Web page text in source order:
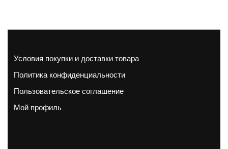
Условия покупки и доставки товара
Политика конфиденциальности
Пользовательское соглашение
Мой профиль